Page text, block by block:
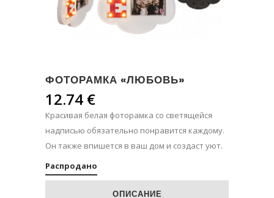
ФОТОРАМКА «ЛЮБОВЬ»
12.74 €
Красивая белая фоторамка со светящейся
надписью обязательно понравится каждому.
Он также впишется в ваш дом и создаст уют.
Распродано
ОПИСАНИЕ